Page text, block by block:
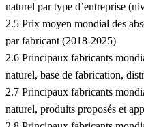
naturel par type d’entreprise
2.5 Prix moyen mondial des
par fabricant (2018-2025)
2.6 Principaux fabricants
naturel, base de fabrication,
2.7 Principaux fabricants
naturel, produits proposés et